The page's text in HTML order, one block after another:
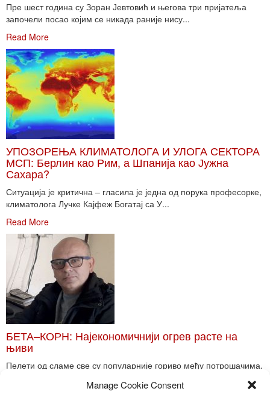
Manage Cookie Consent
Пре шест година су Зоран Јевтовић и његова три пријатеља
започели посао којим се никада раније нису...
Read More
УПОЗОРЕЊА КЛИМАТОЛОГА И УЛОГА СЕКТОРА
МСП: Берлин као Рим, а Шпанија као Јужна
Сахара?
Ситуација је критична – гласила је једна од порука професорке,
климатолога Лучке Кајфеж Богатај са У...
Read More
БЕТА–КОРН: Најекономичнији огрев расте на
њиви
Пелети од сламе све су популарније гориво међу потрошачима.